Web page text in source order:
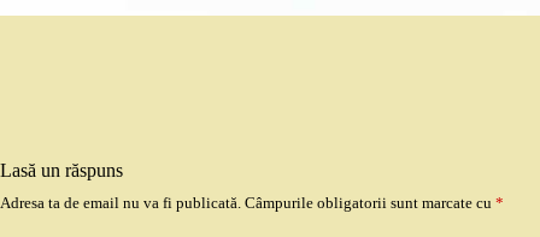
Lasă un răspuns
Adresa ta de email nu va fi publicată. Câmpurile obligatorii sunt marcate cu *